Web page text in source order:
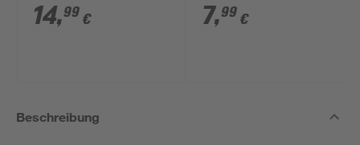
44 Ø 20 cm
14,99 €
44 Ø 15 cm
7,99 €
Beschreibung